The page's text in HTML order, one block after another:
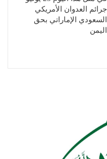
جرائم العدوان الأمريكي
السعودي الإماراتي بحق
اليمن